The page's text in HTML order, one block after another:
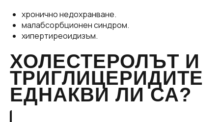
хронично недохранване.
малабсорбционен синдром.
хипертиреоидизъм.
ХОЛЕСТЕРОЛЪТ И
ТРИГЛИЦЕРИДИТЕ
ЕДНАКВИ ЛИ СА?